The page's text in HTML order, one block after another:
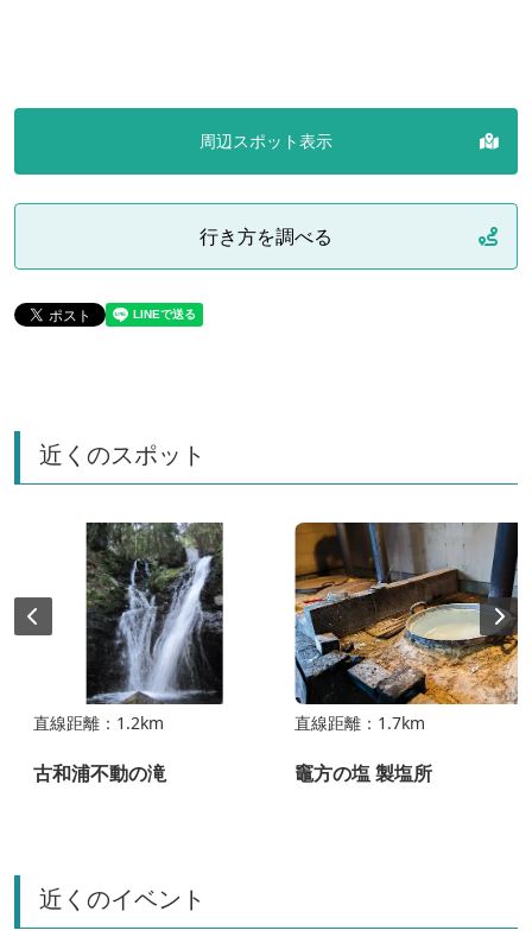
周辺スポット表示
行き方を調べる
近くのスポット
直線距離：1.2km
古和浦不動の滝
直線距離：1.7km
竈方の塩 製塩所
近くのイベント